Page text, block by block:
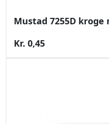
Mustad 7255D kroge
Kr. 0,45